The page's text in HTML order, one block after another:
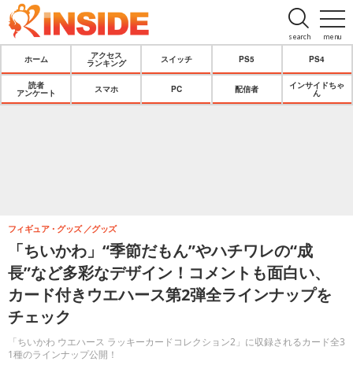
menu
search
ホーム
アクセス
ランキング
スイッチ PS5 PS4
読者
アンケート
スマホ PC 配信者
インサイドちゃ
ん
「ちいかわ」“季節だもん”やハチワレの“成
長”など多彩なデザイン！コメントも面白い、
カード付きウエハース第2弾全ラインナップを
チェック
「ちいかわ ウエハース ラッキーカードコレクション2」に収録されるカード全3
1種のラインナップ公開！
フィギュア・グッズ グッズ